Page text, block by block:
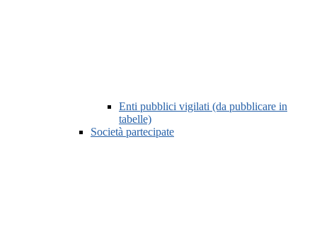
Enti pubblici vigilati (da pubblicare in
tabelle)
Società partecipate